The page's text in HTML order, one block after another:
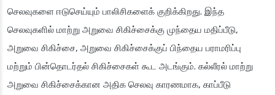
செலவுகளை ஈடுசெய்யும் பாலிசிகளைக் குறிக்கிறது. இந்த
செலவுகளில் மாற்று அறுவை சிகிச்சைக்கு முந்தைய மதிப்பீடு,
அறுவை சிகிச்சை, அறுவை சிகிச்சைக்குப் பிந்தைய பராமரிப்பு
மற்றும் பின்தொடர்தல் சிகிச்சைகள் கூட அடங்கும். கல்லீரல் மாற்று
அறுவை சிகிச்சைக்கான அதிக செலவு காரணமாக, காப்பீடு